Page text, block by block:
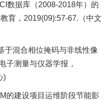
数据库（2008-2018年）的
育， 2019(09):57-67. （中文
于混合相位掩码与非线性像
子测量与仪器学报，
)
的建设项目运维阶段节能影